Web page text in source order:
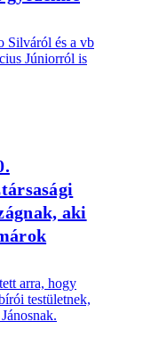
Silváról és a vb
Júniorról is
aki
arra, hogy
testületnek,